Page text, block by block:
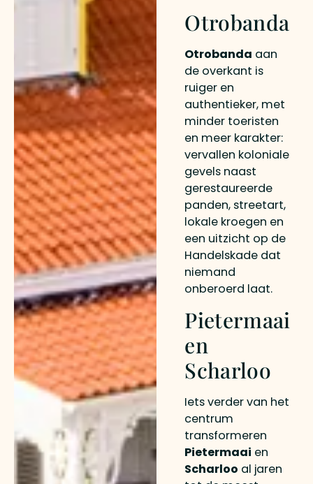
Otrobanda
Otrobanda aan
de overkant is
ruiger en
authentieker, met
minder toeristen
en meer karakter:
vervallen koloniale
gevels naast
gerestaureerde
panden, streetart,
lokale kroegen en
een uitzicht op de
Handelskade dat
niemand
onberoerd laat.
Pietermaai
en
Scharloo
Iets verder van het
centrum
transformeren
Pietermaai en
Scharloo al jaren